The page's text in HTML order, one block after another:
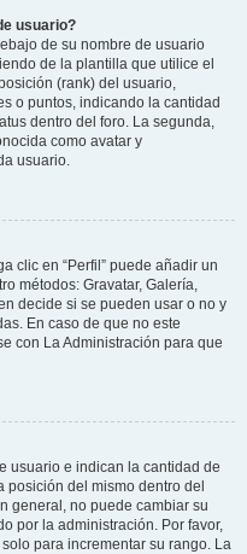
usuario?
de su nombre de usuario
de la plantilla que utilice el
(rank) del usuario,
o puntos, indicando la cantidad
dentro del foro. La segunda,
como avatar y
usuario.
clic en “Perfil” puede añadir un
métodos: Gravatar, Galería,
decide si se pueden usar o no y
En caso de que no este
con La Administración para que
usuario e indican la cantidad de
del mismo dentro del
general, no puede cambiar su
por la administración. Por favor,
para incrementar su rango. La